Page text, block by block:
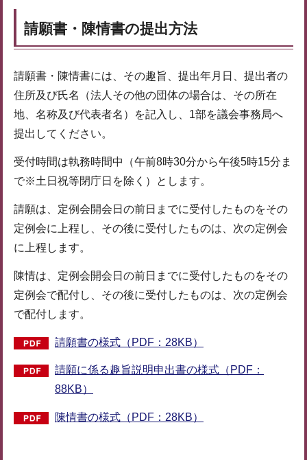
請願書・陳情書の提出方法
請願書・陳情書には、その趣旨、提出年月日、提出者の
住所及び氏名（法人その他の団体の場合は、その所在
地、名称及び代表者名）を記入し、1部を議会事務局へ
提出してください。
受付時間は執務時間中（午前8時30分から午後5時15分ま
で※土日祝等閉庁日を除く）とします。
請願は、定例会開会日の前日までに受付したものをその
定例会に上程し、その後に受付したものは、次の定例会
に上程します。
陳情は、定例会開会日の前日までに受付したものをその
定例会で配付し、その後に受付したものは、次の定例会
で配付します。
請願書の様式（PDF：28KB）
請願に係る趣旨説明申出書の様式（PDF：
88KB）
陳情書の様式（PDF：28KB）